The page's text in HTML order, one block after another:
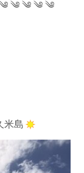
༄ ༄ ༄ ༄
米島